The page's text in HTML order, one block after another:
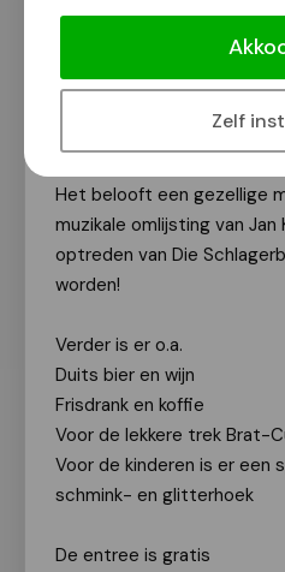
Zelf
Zondag 5 juli.2026
Westerpark in
in Nederlands-
Van onze redactie
3 juli 2026
Het belooft een gezellige
muzikale omlijsting van Jan
optreden van Die
worden!
Verder is er o.a.
Duits bier en wijn
Frisdrank en koffie
Voor de lekkere trek Brat-
Voor de kinderen is er een
schmink- en glitterhoek
De entree is gratis